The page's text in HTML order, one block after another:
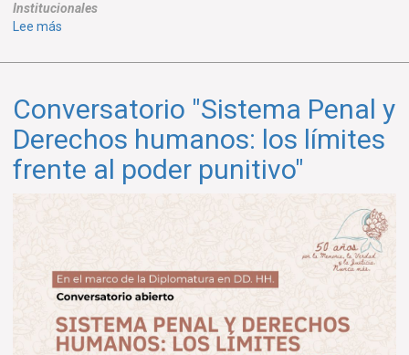
Institucionales
Lee más
INFORMACIÓN
SITUACIÓN
UNPAZ
Conversatorio "Sistema Penal y
Derechos humanos: los límites
frente al poder punitivo"